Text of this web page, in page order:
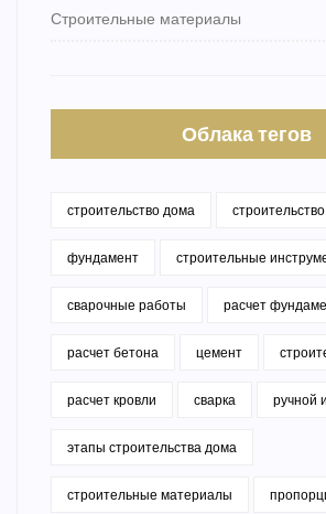
Строительные материалы
Облака тегов
строительство дома строительство
фундамент строительные
сварочные работы расчет
расчет бетона цемент
расчет кровли сварка ручной
этапы строительства дома
строительные материалы